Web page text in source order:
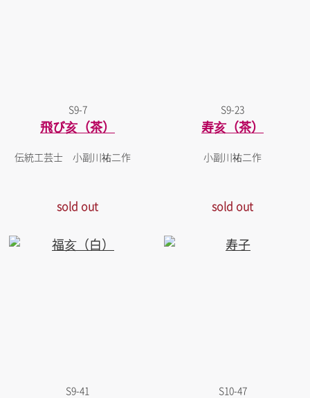
S9-7
飛び亥（茶）
伝統工芸士 小副川祐二作
sold out
S9-23
寿亥（茶）
小副川祐二作
sold out
S9-41 S10-47